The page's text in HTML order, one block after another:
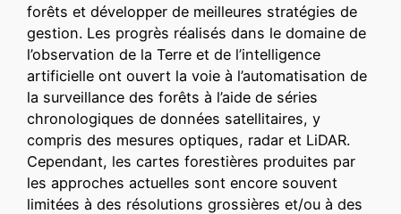
forêts et développer de meilleures stratégies de
gestion. Les progrès réalisés dans le domaine de
l’observation de la Terre et de l’intelligence
artificielle ont ouvert la voie à l’automatisation de
la surveillance des forêts à l’aide de séries
chronologiques de données satellitaires, y
compris des mesures optiques, radar et LiDAR.
Cependant, les cartes forestières produites par
les approches actuelles sont encore souvent
limitées à des résolutions grossières et/ou à des